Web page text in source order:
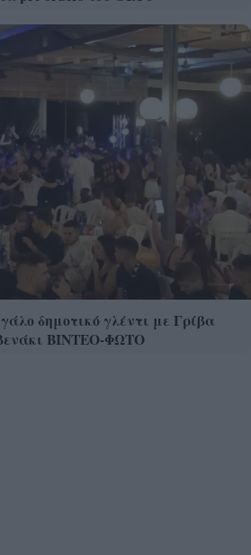
δημοτικό γλέντι με Γρίβα
ΒΙΝΤΕΟ-ΦΩΤΟ